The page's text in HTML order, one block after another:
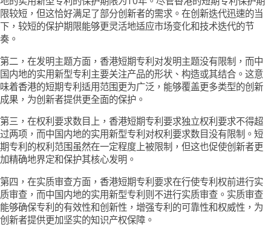
限较短，但这恰好满足了部分创新者的需求。在创新迭代迅速的当
下，较短的保护期限能够更灵活地适应市场变化和技术迭代的节
奏。
第二，在发明主题方面，香港短期专利对发明主题没有限制，而中
国内地的实用新型专利主要关注产品的形状、构造或其结合。这意
味着香港的短期专利适用范围更为广泛，能够覆盖更多类型的创新
成果，为创新者提供更全面的保护。
第三，在权利要求数目上，香港短期专利要求独立权利要求不得超
过两项，而中国内地的实用新型专利对权利要求数目没有限制。短
期专利的权利范围虽然在一定程度上被限制，但这也促使创新者更
加精确地界定和保护其核心发明。
第四，在实质审查方面，香港短期专利要求在行使专利权前进行实
质审查，而中国内地的实用新型专利则不进行实质审查。实质审查
能够确保专利的有效性和创新性，增强专利的可靠性和权威性，为
创新者提供更加坚实的知识产权保障。